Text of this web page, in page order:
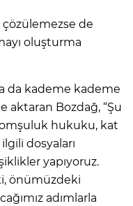
çözülemezse de
oluşturma
da kademe kademe
aktaran Bozdağ, “Şu
hukuku, kat
dosyaları
yapıyoruz.
önümüzdeki
adımlarla